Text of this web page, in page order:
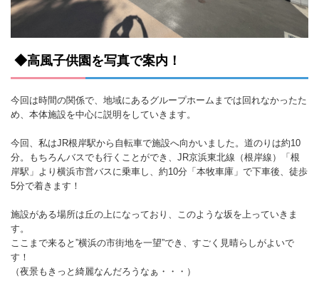
◆高風子供園を写真で案内！
今回は時間の関係で、地域にあるグループホームまでは回れなかったた
め、本体施設を中心に説明をしていきます。
今回、私はJR根岸駅から自転車で施設へ向かいました。道のりは約10
分。もちろんバスでも行くことができ、JR京浜東北線（根岸線）「根
岸駅」より横浜市営バスに乗車し、約10分「本牧車庫」で下車後、徒歩
5分で着きます！
施設がある場所は丘の上になっており、このような坂を上っていきま
す。
ここまで来ると”横浜の市街地を一望”でき、すごく見晴らしがよいで
す！
（夜景もきっと綺麗なんだろうなぁ・・・）